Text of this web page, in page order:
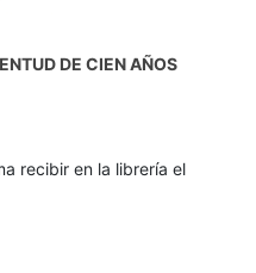
DE CIEN AÑOS
recibir en la librería el